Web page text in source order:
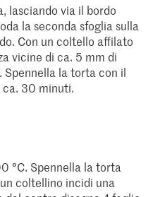
lasciando via il bordo
la seconda sfoglia sulla
Con un coltello affilato
vicine di ca. 5 mm di
la torta con il
30 minuti.
°C. Spennella la torta
coltellino incidi una